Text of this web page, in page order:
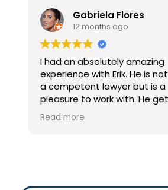
Gabriela Flores
12 months ago
I had an absolutely amazing
experience with Erik. He is not only
a competent lawyer but is a
pleasure to work with. He gets
what you need done, and more,
with zero hassle or stress. I highly
Read more